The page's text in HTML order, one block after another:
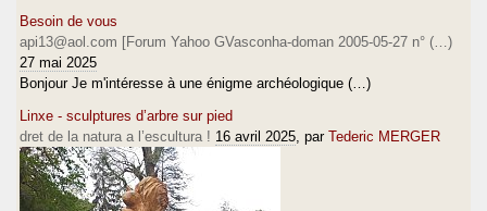
Besoin de vous
api13@aol.com [Forum Yahoo GVasconha-doman 2005-05-27 n° (…)
27 mai 2025
Bonjour Je m'intéresse à une énigme archéologique (…)
Linxe - sculptures d’arbre sur pied
dret de la natura a l’escultura ! 16 avril 2025 , par Tederic MERGER